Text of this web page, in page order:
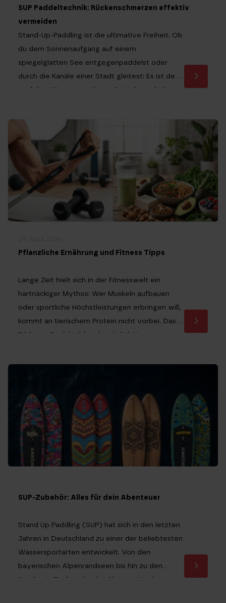
SUP Paddeltechnik: Rückenschmerzen effektiv
vermeiden
Stand-Up-Paddling ist die ultimative Freiheit. Ob
du dem Sonnenaufgang auf einem
spiegelglatten See entgegenpaddelst oder
durch die Kanäle einer Stadt gleitest: Es ist der
perfekte Weg, um mal so richtig abzuschalten.
aufstehst und sich dein Rücken wie ein […]
Pflanzliche Ernährung und Fitness Tipps
Lange Zeit hielt sich in der Fitnesswelt ein
hartnäckiger Mythos: Wer Muskeln aufbauen
oder sportliche Höchstleistungen erbringen will,
kommt an tierischem Protein nicht vorbei. Das
Bild vom Bodybuilder, der täglich Unmengen an
SUP-Zubehör: Alles für dein Abenteuer
Stand Up Paddling (SUP) hat sich in den letzten
Jahren in Deutschland zu einer der beliebtesten
Wassersportarten entwickelt. Von den
bayerischen Alpenrandseen bis hin zu den
Kanälen in Berlin oder der Alster in Hamburg,